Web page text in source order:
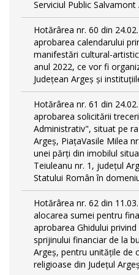
Serviciul Public Salvamont
Hotărârea nr. 60 din
aprobarea calendarului
manifestări cultural-
anul 2022, ce vor fi
Județean Argeș și
Hotărârea nr. 61 din
aprobarea solicitării
Administrativ", situat pe
Argeș, PiațaVasile Milea
unei părți din imobilul
Teiuleanu nr. 1, judeţul
Statului Român în
Hotărârea nr. 62 din
alocarea sumei pentru
aprobarea Ghidului
sprijinului financiar de la
Argeş, pentru unităţile de
religioase din Judeţul